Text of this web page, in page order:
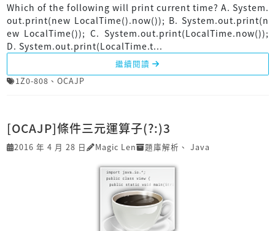
Which of the following will print current time? A. System.
out.print(new LocalTime().now()); B. System.out.print(n
ew LocalTime()); C. System.out.print(LocalTime.now());
D. System.out.print(LocalTime.t...
繼續閱讀
1Z0-808 、 OCAJP
[OCAJP]條件三元運算子(?:)3
2016 年 4 月 28 日 Magic Len 題庫解析 、 Java